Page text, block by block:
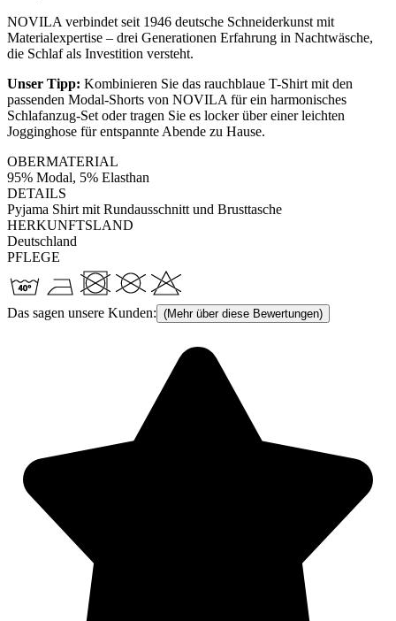
NOVILA verbindet seit 1946 deutsche Schneiderkunst mit
Materialexpertise – drei Generationen Erfahrung in Nachtwäsche,
die Schlaf als Investition versteht.
Unser Tipp: Kombinieren Sie das rauchblaue T-Shirt mit den
passenden Modal-Shorts von NOVILA für ein harmonisches
Schlafanzug-Set oder tragen Sie es locker über einer leichten
Jogginghose für entspannte Abende zu Hause.
OBERMATERIAL
95% Modal, 5% Elasthan
DETAILS
Pyjama Shirt mit Rundausschnitt und Brusttasche
HERKUNFTSLAND
Deutschland
PFLEGE
Das sagen unsere Kunden: (Mehr über diese Bewertungen)